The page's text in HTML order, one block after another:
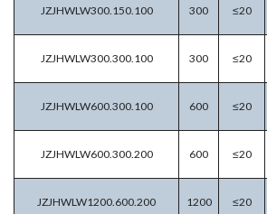
JZJHWLW300.150.100 300 ≤20
JZJHWLW300.300.100 300 ≤20
JZJHWLW600.300.100 600 ≤20
JZJHWLW600.300.200 600 ≤20
JZJHWLW1200.600.200 1200 ≤20